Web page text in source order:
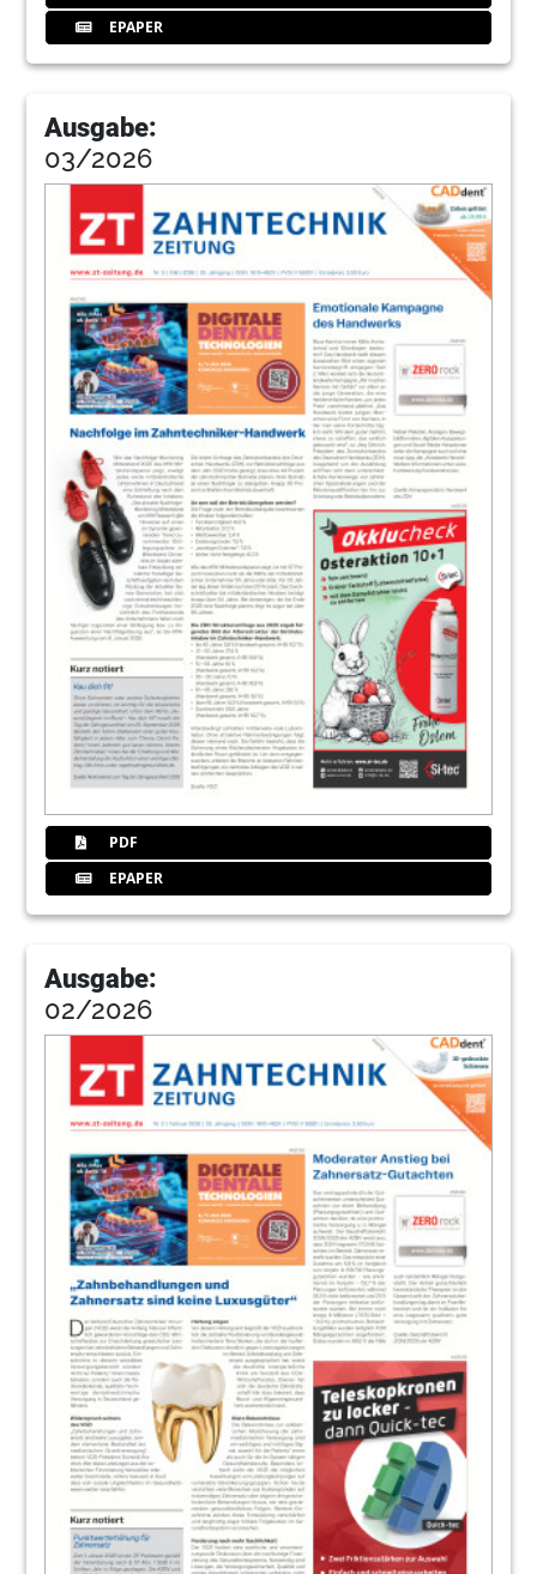
EPAPER
Ausgabe:
03/2026
PDF
EPAPER
Ausgabe:
02/2026